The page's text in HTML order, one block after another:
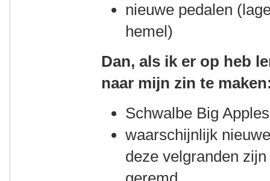
nieuwe pedalen
hemel)
Dan, als ik er op heb
naar mijn zin te
Schwalbe Big
waarschijnlijk
deze velgranden